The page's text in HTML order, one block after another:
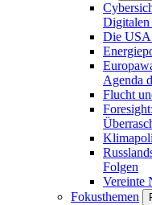
Digitalen
Die USA
Agenda
Flucht
Folgen
Vereinte
Fokusthemen